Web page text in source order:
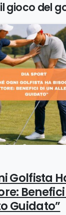
gioco del
Golfista
Guidato”